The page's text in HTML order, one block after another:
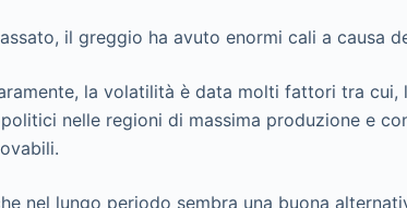
il greggio ha avuto enormi cali a causa
la volatilità è data molti fattori tra cui,
nelle regioni di massima produzione e
nel lungo periodo sembra una buona